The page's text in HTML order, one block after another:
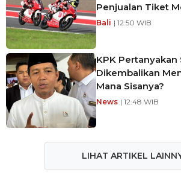
Penjualan Tiket
Bali | 12:50 WIB
KPK Pertanyakan
Dikembalikan
Mana Sisanya?
News | 12:48 WIB
LIHAT ARTIKEL